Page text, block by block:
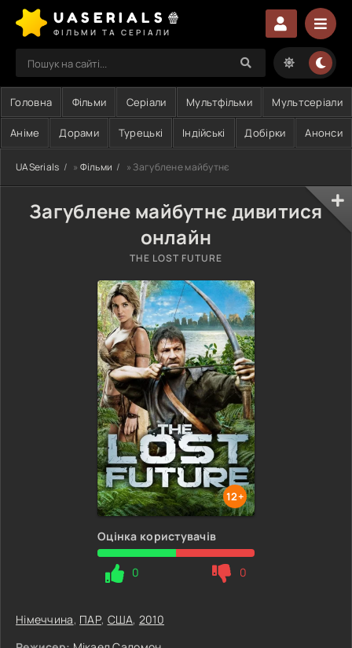
UASERIALS🍿
ФІЛЬМИ ТА СЕРІАЛИ
Головна Фільми Серіали Мультфільми Мультсеріали
Аніме Дорами Турецькі Індійські Добірки Анонси
UASerials » Фільми » Загублене майбутнє
Загублене майбутнє дивитися
онлайн
THE LOST FUTURE
12+
Оцінка користувачів
0 0
Німеччина, ПАР, США, 2010